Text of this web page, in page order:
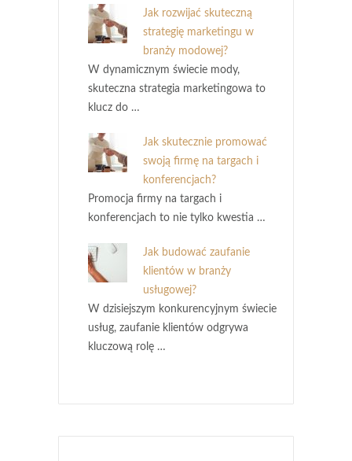
Jak rozwijać skuteczną
strategię marketingu w
branży modowej?
W dynamicznym świecie mody,
skuteczna strategia marketingowa to
klucz do …
Jak skutecznie promować
swoją firmę na targach i
konferencjach?
Promocja firmy na targach i
konferencjach to nie tylko kwestia …
Jak budować zaufanie
klientów w branży
usługowej?
W dzisiejszym konkurencyjnym świecie
usług, zaufanie klientów odgrywa
kluczową rolę …